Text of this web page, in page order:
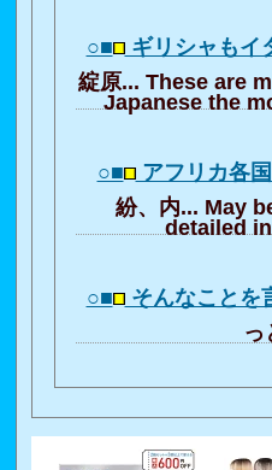
○■ ギリシャも
綻原... These are
Japanese the
○■ アフリカ各
紛、内... May
detailed
○■ そんなこと
っ